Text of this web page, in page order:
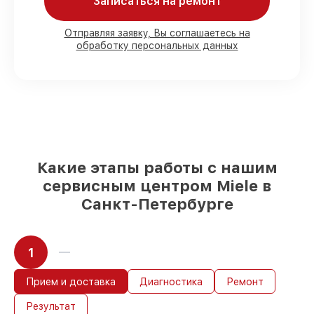
80%работ с возможностью
присутствовать
немедленном начале работ
Отправляя заявку, Вы соглашаетесь на
обработку персональных данных
Какие этапы работы с нашим
сервисным центром Miele в
Санкт-Петербурге
1
Прием и доставка Диагностика Ремонт
Результат